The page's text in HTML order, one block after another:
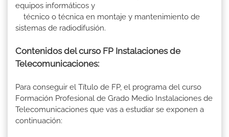
equipos informáticos y
técnico o técnica en montaje y mantenimiento de
sistemas de radiodifusión.
Contenidos del curso FP Instalaciones de
Telecomunicaciones:
Para conseguir el Título de FP, el programa del curso
Formación Profesional de Grado Medio Instalaciones de
Telecomunicaciones que vas a estudiar se exponen a
continuación: